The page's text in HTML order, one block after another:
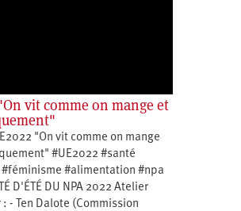
vit comme on mange et
"On vit comme on mange
#UE2022 #santé
#alimentation #npa
D'ÉTÉ DU NPA 2022 Atelier
- Ten Dalote (Commission